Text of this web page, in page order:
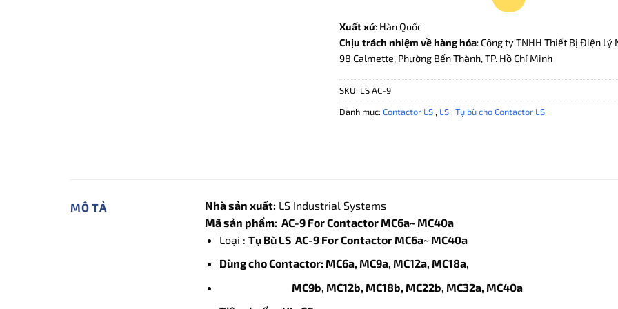
Xuất xứ: Hàn Quốc
Chịu trách nhiệm về hàng hóa: Công ty TNHH Thiết Bị Điện Lý
98 Calmette, Phường Bến Thành, TP. Hồ Chí Minh
SKU: LS AC-9
Danh mục: Contactor LS , LS , Tụ bù cho Contactor LS
MÔ TẢ Nhà sản xuất: LS Industrial Systems
Mã sản phẩm: AC-9 For Contactor MC6a~ MC40a
Loại : Tụ Bù LS AC-9 For Contactor MC6a~ MC40a
Dùng cho Contactor: MC6a, MC9a, MC12a, MC18a,
MC9b, MC12b, MC18b, MC22b, MC32a, MC40a